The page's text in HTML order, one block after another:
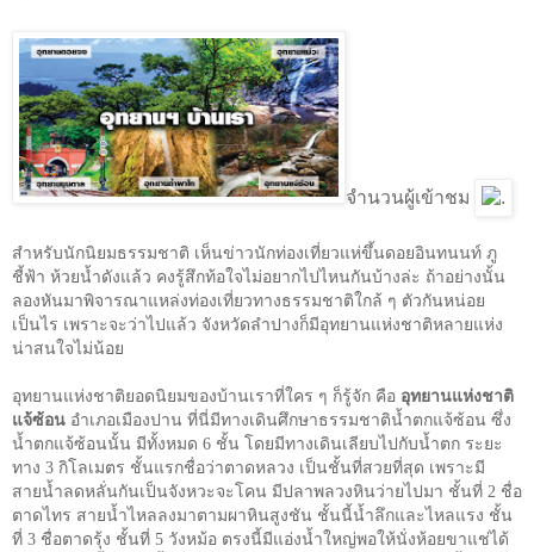
จำนวนผู้เข้าชม
สำหรับนักนิยมธรรมชาติ เห็นข่าวนักท่องเที่ยวแห่ขึ้นดอยอินทนนท์ ภู
ชี้ฟ้า ห้วยน้ำดังแล้ว คงรู้สึกท้อใจไม่อยากไปไหนกันบ้างล่ะ ถ้าอย่างนั้น
ลองหันมาพิจารณาแหล่งท่องเที่ยวทางธรรมชาติใกล้ ๆ ตัวกันหน่อย
เป็นไร เพราะจะว่าไปแล้ว จังหวัดลำปางก็มีอุทยานแห่งชาติหลายแห่ง
น่าสนใจไม่น้อย
อุทยานแห่งชาติยอดนิยมของบ้านเราที่ใคร ๆ ก็รู้จัก คือ อุทยานแห่งชาติ
แจ้ซ้อน อำเภอเมืองปาน ที่นี่มีทางเดินศึกษาธรรมชาติน้ำตกแจ้ซ้อน ซึ่ง
น้ำตกแจ้ซ้อนนั้น มีทั้งหมด 6 ชั้น โดยมีทางเดินเลียบไปกับน้ำตก ระยะ
ทาง 3 กิโลเมตร ชั้นแรกชื่อว่าตาดหลวง เป็นชั้นที่สวยที่สุด เพราะมี
สายน้ำลดหลั่นกันเป็นจังหวะจะโคน มีปลาพลวงหินว่ายไปมา ชั้นที่ 2 ชื่อ
ตาดไทร สายน้ำไหลลงมาตามผาหินสูงชัน ชั้นนี้น้ำลึกและไหลแรง ชั้น
ที่ 3 ชื่อตาดรุ้ง ชั้นที่ 5 วังหม้อ ตรงนี้มีแอ่งน้ำใหญ่พอให้นั่งห้อยขาแช่ได้